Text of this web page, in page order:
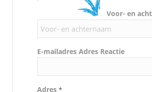
Voor- en
E-mailadres Adres Reactie
Adres*